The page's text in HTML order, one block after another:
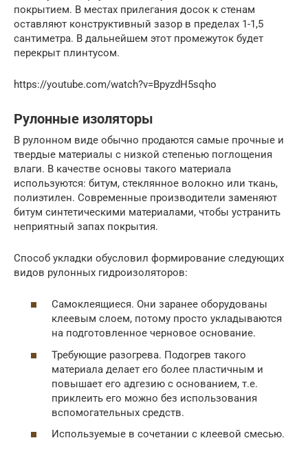
покрытием. В местах прилегания досок к стенам
оставляют конструктивный зазор в пределах 1-1,5
сантиметра. В дальнейшем этот промежуток будет
перекрыт плинтусом.
https://youtube.com/watch?v=BpyzdH5sqho
Рулонные изоляторы
В рулонном виде обычно продаются самые прочные и
твердые материалы с низкой степенью поглощения
влаги. В качестве основы такого материала
используются: битум, стеклянное волокно или ткань,
полиэтилен. Современные производители заменяют
битум синтетическими материалами, чтобы устранить
неприятный запах покрытия.
Способ укладки обусловил формирование следующих
видов рулонных гидроизоляторов:
Самоклеящиеся. Они заранее оборудованы
клеевым слоем, потому просто укладываются
на подготовленное черновое основание.
Требующие разогрева. Подогрев такого
материала делает его более пластичным и
повышает его адгезию с основанием, т.е.
приклеить его можно без использования
вспомогательных средств.
Используемые в сочетании с клеевой смесью.